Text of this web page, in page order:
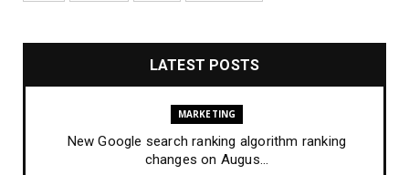
LATEST POSTS
MARKETING
New Google search ranking algorithm ranking
changes on Augus...